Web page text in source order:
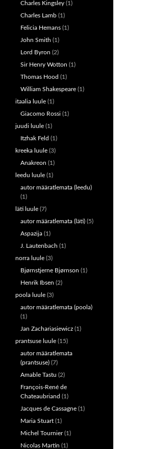
Charles Kingsley (1)
Charles Lamb (1)
Felicia Hemans (1)
John Smith (1)
Lord Byron (2)
Sir Henry Wotton (1)
Thomas Hood (1)
William Shakespeare (1)
itaalia luule (1)
Giacomo Rossi (1)
juudi luule (1)
Itzhak Feld (1)
kreeka luule (3)
Anakreon (1)
leedu luule (1)
autor määratlemata (leedu)
(1)
läti luule (7)
autor määratlemata (läti) (5)
Aspazija (1)
J. Lautenbach (1)
norra luule (3)
Bjørnstjerne Bjørnson (1)
Henrik Ibsen (2)
poola luule (3)
autor määratlemata (poola)
(1)
Jan Zachariasiewicz (1)
prantsuse luule (15)
autor määratlemata
(prantsuse) (7)
Amable Tastu (2)
François-René de
Chateaubriand (1)
Jacques de Cassagne (1)
Maria Stuart (1)
Michel Tournier(1)
Nicolas Martin (1)